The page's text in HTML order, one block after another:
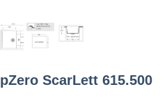
ScarLett 615.500